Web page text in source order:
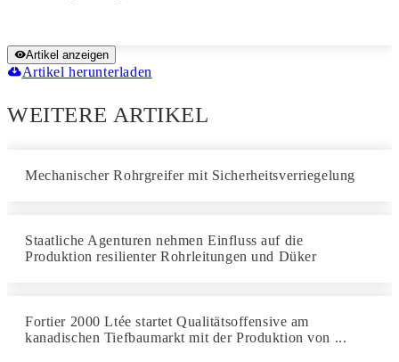
Artikel anzeigen
Artikel herunterladen
WEITERE ARTIKEL
Mechanischer Rohrgreifer mit Sicherheitsverriegelung
Staatliche Agenturen nehmen Einfluss auf die
Produktion resilienter Rohrleitungen und Düker
Fortier 2000 Ltée startet Qualitätsoffensive am
kanadischen Tiefbaumarkt mit der Produktion von ...